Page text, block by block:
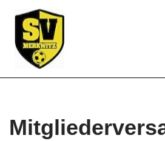
Zum
Inhalt
springen